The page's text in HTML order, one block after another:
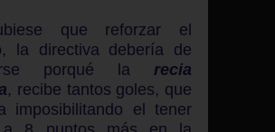
que reforzar el
la directiva debería de
porqué la recia
, recibe tantos goles, que
imposibilitando el tener